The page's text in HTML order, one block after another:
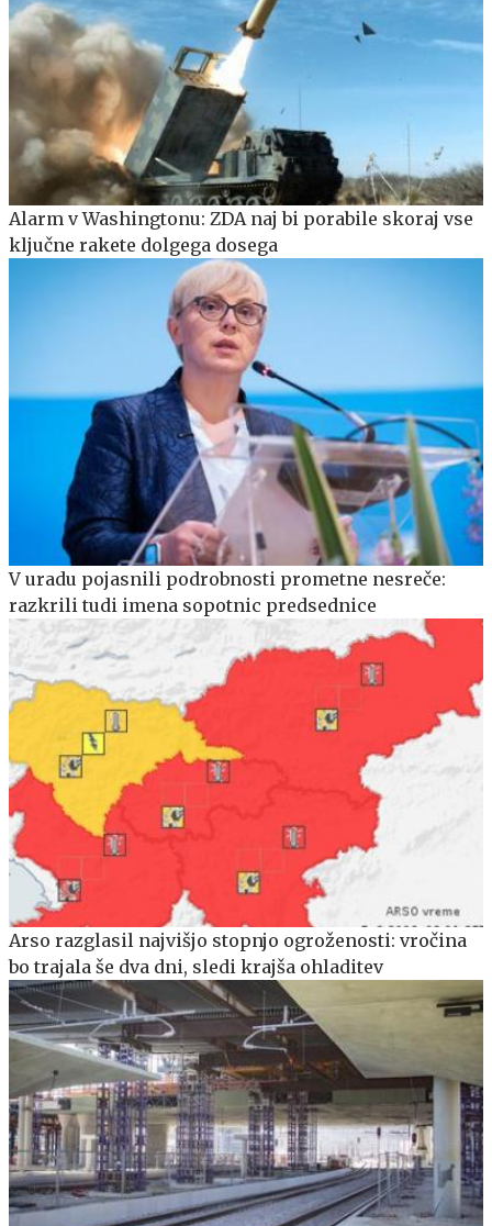
Alarm v Washingtonu: ZDA naj bi porabile skoraj vse
ključne rakete dolgega dosega
V uradu pojasnili podrobnosti prometne nesreče:
razkrili tudi imena sopotnic predsednice
Arso razglasil najvišjo stopnjo ogroženosti: vročina
bo trajala še dva dni, sledi krajša ohladitev